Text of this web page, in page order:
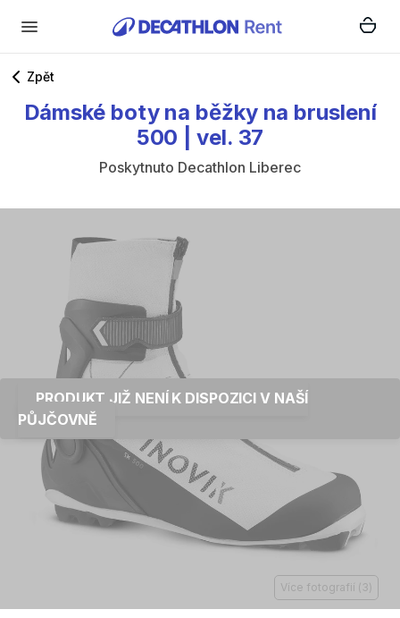
Zpět
Dámské boty na běžky na bruslení
500
vel. 37
Poskytnuto Decathlon Liberec
PRODUKT JIŽ NENÍ K DISPOZICI V NAŠÍ
PŮJČOVNĚ
Více fotografií ( 3 )